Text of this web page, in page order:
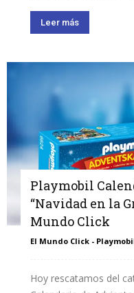
Leer más
Playmobil
“Navidad en la
Mundo Click
El Mundo Click -
Hoy rescatamos del